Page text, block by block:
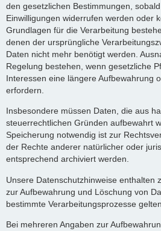
den gesetzlichen Bestimmungen,
Einwilligungen widerrufen werden oder
Grundlagen für die Verarbeitung
denen der ursprüngliche
Daten nicht mehr benötigt werden.
Regelung bestehen, wenn gesetzliche
Interessen eine längere Aufbewahrung
erfordern.
Insbesondere müssen Daten, die aus
steuerrechtlichen Gründen aufbewahrt
Speicherung notwendig ist zur
der Rechte anderer natürlicher oder
entsprechend archiviert werden.
Unsere Datenschutzhinweise enthalten
zur Aufbewahrung und Löschung von
bestimmte Verarbeitungsprozesse gelten.
Bei mehreren Angaben zur